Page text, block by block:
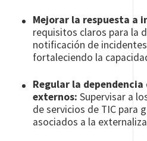
Mejorar la respuesta a
requisitos claros para la
notificación de
fortaleciendo la
Regular la dependencia
externos:Supervisar a
de servicios de TIC para
asociados a la